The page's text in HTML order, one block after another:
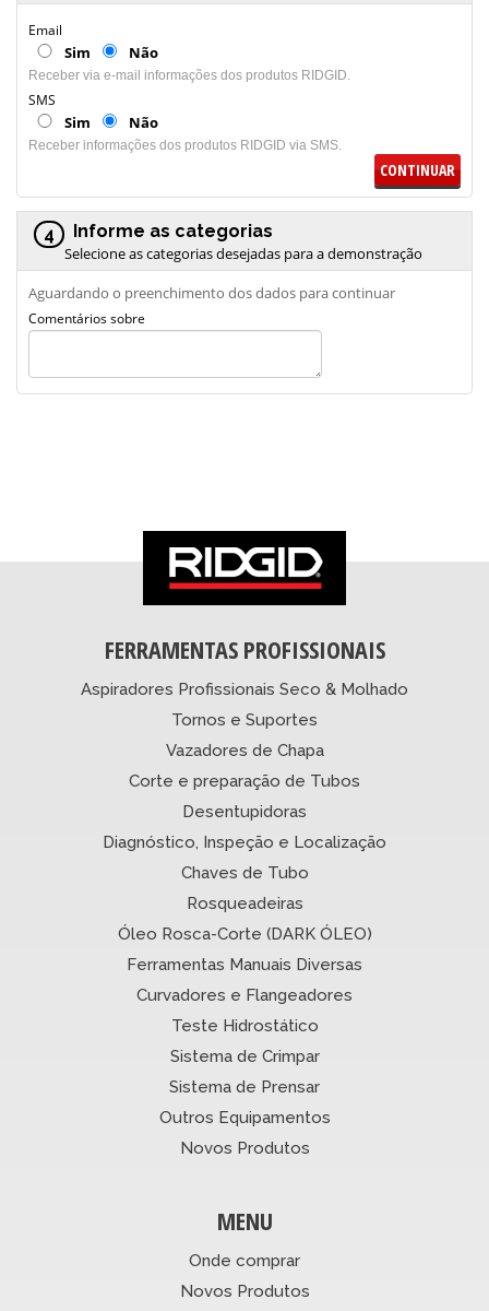
Email
Sim Não
Receber via e-mail informações dos produtos RIDGID.
SMS
Sim Não
Receber informações dos produtos RIDGID via SMS.
CONTINUAR
4 Informe as categorias
Selecione as categorias desejadas para a demonstração
Aguardando o preenchimento dos dados para continuar
Comentários sobre
FERRAMENTAS PROFISSIONAIS
Aspiradores Profissionais Seco & Molhado
Tornos e Suportes
Vazadores de Chapa
Corte e preparação de Tubos
Desentupidoras
Diagnóstico, Inspeção e Localização
Chaves de Tubo
Rosqueadeiras
Óleo Rosca-Corte (DARK ÓLEO)
Ferramentas Manuais Diversas
Curvadores e Flangeadores
Teste Hidrostático
Sistema de Crimpar
Sistema de Prensar
Outros Equipamentos
Novos Produtos
MENU
Onde comprar
Novos Produtos